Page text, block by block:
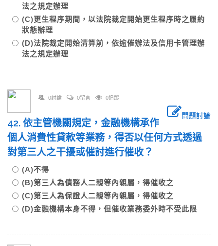
法之規定辦理
(C)更生程序期間，以法院裁定開始更生程序時之履約
狀態辦理
(D)法院裁定開始清算前，依逾催辦法及信用卡管理辦
法之規定辦理
0討論 0留言 0追蹤
問題討論
42. 依主管機關規定，金融機構承作
個人消費性貸款等業務，得否以任何方式透過
對第三人之干擾或催討進行催收？
(A)不得
(B)第三人為債務人二親等內親屬，得催收之
(C)第三人為保證人二親等內親屬，得催收之
(D)金融機構本身不得，但催收業務委外時不受此限